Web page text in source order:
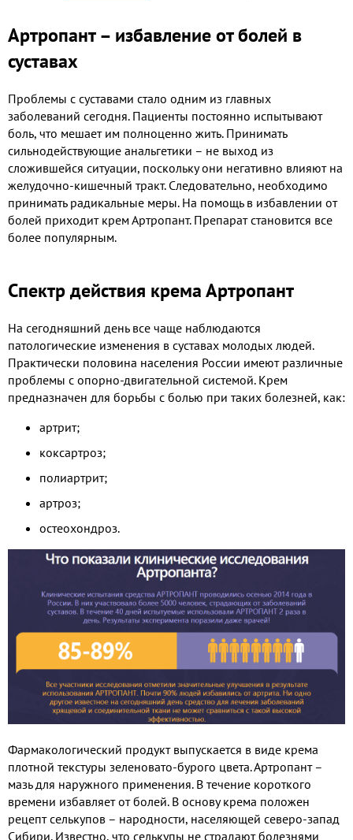
Артропант – избавление от болей в
суставах
Проблемы с суставами стало одним из главных
заболеваний сегодня. Пациенты постоянно испытывают
боль, что мешает им полноценно жить. Принимать
сильнодействующие анальгетики – не выход из
сложившейся ситуации, поскольку они негативно влияют на
желудочно-кишечный тракт. Следовательно, необходимо
принимать радикальные меры. На помощь в избавлении от
болей приходит крем Артропант. Препарат становится все
более популярным.
Спектр действия крема Артропант
На сегодняшний день все чаще наблюдаются
патологические изменения в суставах молодых людей.
Практически половина населения России имеют различные
проблемы с опорно-двигательной системой. Крем
предназначен для борьбы с болью при таких болезней, как:
артрит;
коксартроз;
полиартрит;
артроз;
остеохондроз.
Фармакологический продукт выпускается в виде крема
плотной текстуры зеленовато-бурого цвета. Артропант –
мазь для наружного применения. В течение короткого
времени избавляет от болей. В основу крема положен
рецепт селькупов – народности, населяющей северо-запад
Сибири. Известно, что селькупы не страдают болезнями